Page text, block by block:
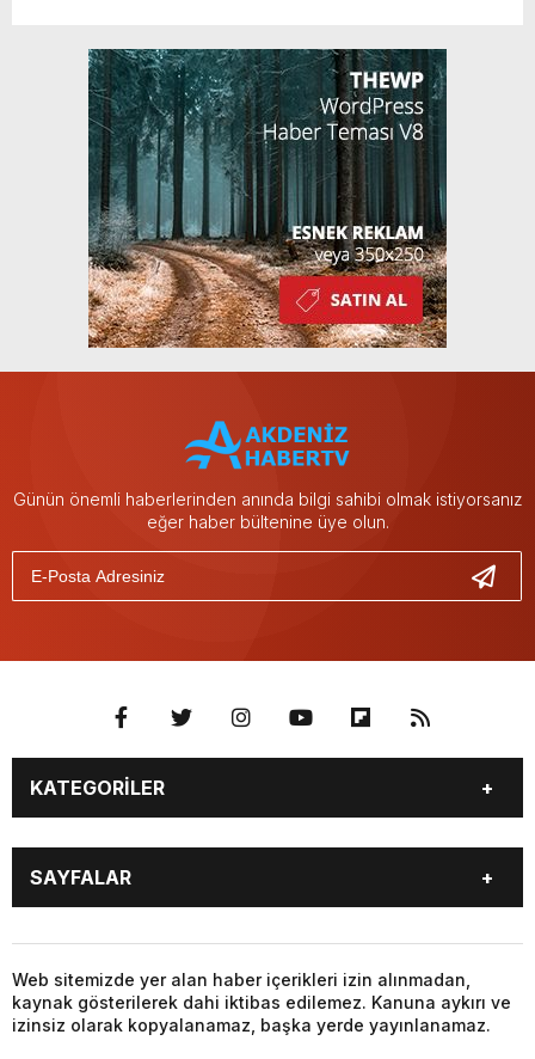
Günün önemli haberlerinden anında bilgi sahibi olmak istiyorsanız
eğer haber bültenine üye olun.
KATEGORİLER
GÜNDEM
SEKTÖR ÖZEL
DÜNYA
EKONOMİ
SPOR
SAYFALAR
DÜNYA
SİYASET
EKONOMİ
SPOR
Web sitemizde yer alan haber içerikleri izin alınmadan,
kaynak gösterilerek dahi iktibas edilemez. Kanuna aykırı ve
izinsiz olarak kopyalanamaz, başka yerde yayınlanamaz.